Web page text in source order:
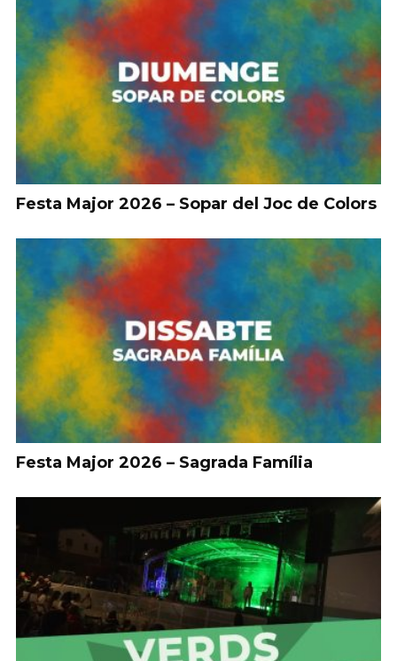
Festa Major 2026 – Sopar del Joc de Colors
Festa Major 2026 – Sagrada Família